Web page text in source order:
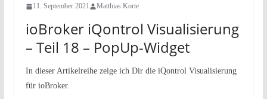
11. September 2021 Matthias Korte
ioBroker iQontrol Visualisierung
– Teil 18 – PopUp-Widget
In dieser Artikelreihe zeige ich Dir die iQontrol Visualisierung
für ioBroker.